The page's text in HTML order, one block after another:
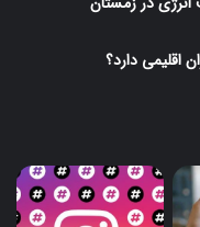
اقلیمی دارد؟